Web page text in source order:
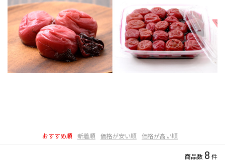
おすすめ順 新着順 価格が安い順 価格が高い順
8